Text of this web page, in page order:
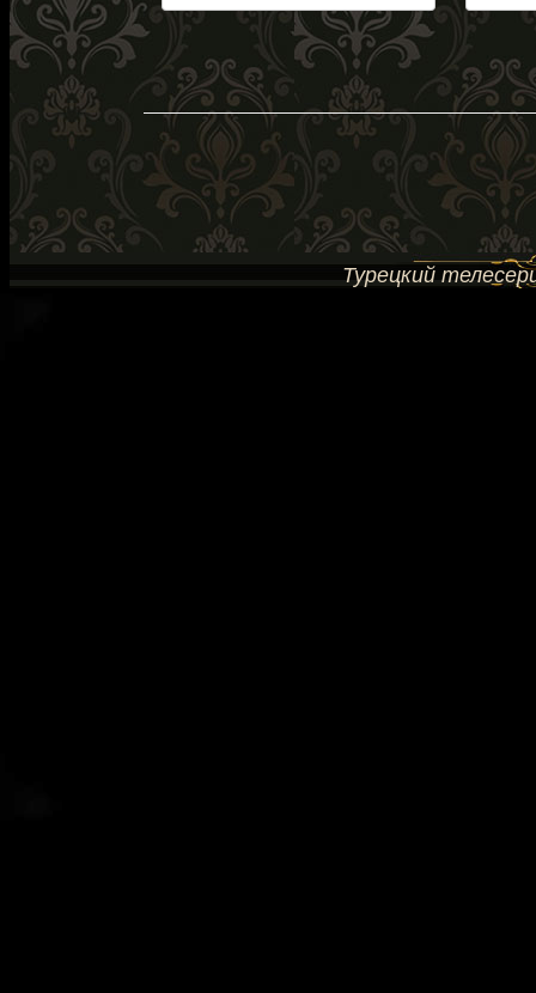
Турецкий